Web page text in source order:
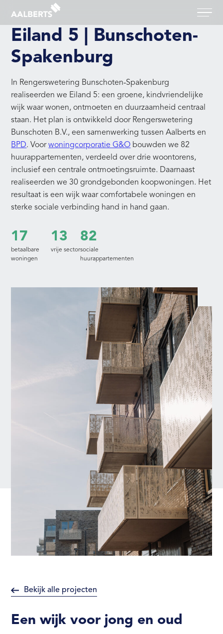
Aalberts Bouw, terug naar de homepagina
Eiland 5 | Bunschoten-
Spakenburg
In Rengerswetering Bunschoten‑Spakenburg
realiseerden we Eiland 5: een groene, kindvriendelijke
wijk waar wonen, ontmoeten en duurzaamheid centraal
staan. Het plan is ontwikkeld door Rengerswetering
Bunschoten B.V., een samenwerking tussen Aalberts en
BPD. Voorwoningcorporatie G&O bouwden we 82
huurappartementen, verdeeld over drie woontorens,
inclusief een centrale ontmoetingsruimte. Daarnaast
realiseerden we 30 grondgebonden koopwoningen. Het
resultaat is een wijk waar comfortabele woningen en
sterke sociale verbinding hand in hand gaan.
17
betaalbare
woningen
13
vrije sector
82
sociale
huurappartementen
Bekijk alle projecten
Een wijk voor jong en oud